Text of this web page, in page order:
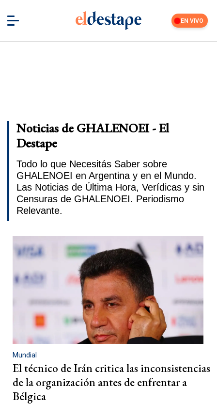
EN VIVO
Noticias de GHALENOEI - El
Destape
Todo lo que Necesitás Saber sobre
GHALENOEI en Argentina y en el Mundo.
Las Noticias de Última Hora, Verídicas y sin
Censuras de GHALENOEI. Periodismo
Relevante.
Mundial
El técnico de Irán critica las inconsistencias
de la organización antes de enfrentar a
Bélgica